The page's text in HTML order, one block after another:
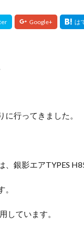
行ってきました。
、銀影エアTYPES
しています。